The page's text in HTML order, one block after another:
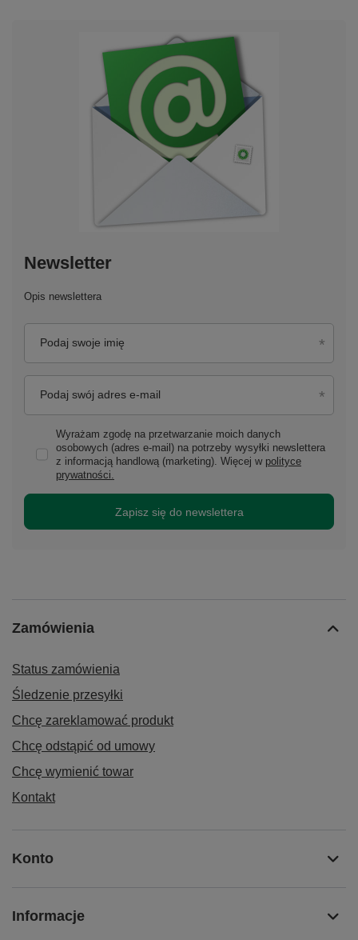
Newsletter
Opis newslettera
Podaj swoje imię
Podaj swój adres e-mail
Wyrażam zgodę na przetwarzanie moich danych
osobowych (adres e-mail) na potrzeby wysyłki newslettera
z informacją handlową (marketing). Więcej w polityce
prywatności.
Zapisz się do newslettera
Zamówienia
Status zamówienia
Śledzenie przesyłki
Chcę zareklamować produkt
Chcę odstąpić od umowy
Chcę wymienić towar
Kontakt
Konto
Informacje